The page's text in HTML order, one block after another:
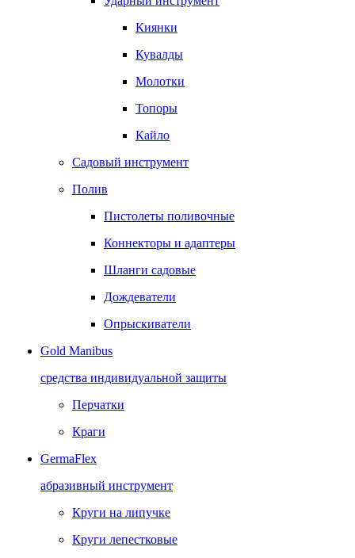
Киянки
Кувалды
Молотки
Топоры
Кайло
Садовый инструмент
Полив
Пистолеты поливочные
Коннекторы и адаптеры
Шланги садовые
Дождеватели
Опрыскиватели
Gold Manibus
средства индивидуальной защиты
Перчатки
Краги
GermaFlex
абразивный инструмент
Круги на липучке
Круги лепестковые